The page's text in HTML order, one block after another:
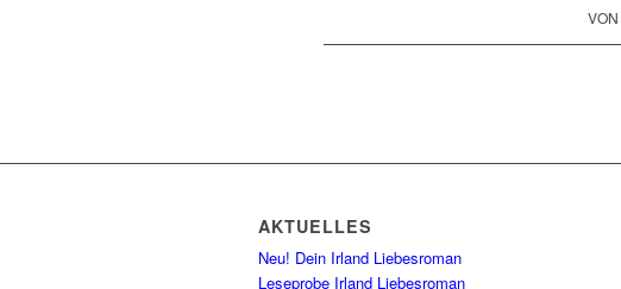
VON
AKTUELLES
Neu! Dein Irland Liebesroman
Leseprobe Irland Liebesroman